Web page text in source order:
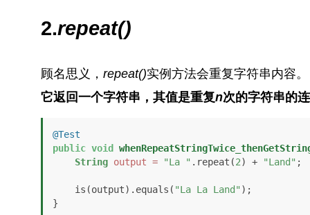
2.repeat()
顾名思义， repeat()实例方法会重复字符串内容。
它返回一个字符串，其值是重复n次的字符串的
@Test
public void
String output = "La " .repeat(2) + "Land" ;
    is(output).equals(
"La La Land" );
}